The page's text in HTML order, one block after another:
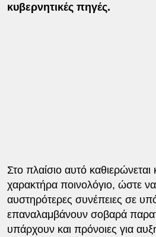
κυβερνητικές πηγές.
Στο πλαίσιο αυτό καθιερώνεται
χαρακτήρα ποινολόγιο, ώστε να
αυστηρότερες συνέπειες σε
επαναλαμβάνουν σοβαρά
υπάρχουν και πρόνοιες για